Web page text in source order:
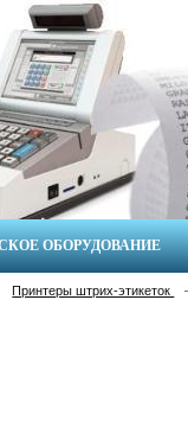
ОБОРУДОВАНИЕ
Принтеры штрих-этикеток